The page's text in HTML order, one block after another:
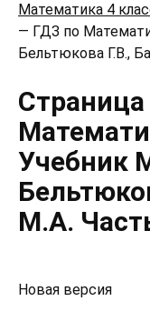
Математика 4
— ГДЗ по
Бельтюкова Г.В.,
Учебник
М.А.
Новая версия